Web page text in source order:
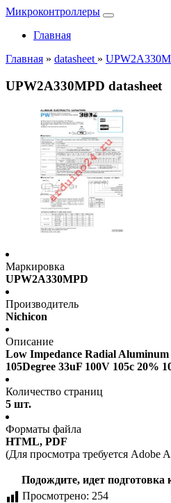
Микроконтроллеры
Главная
Главная » datasheet »
UPW2A330MPD datasheet
Маркировка
UPW2A330MPD
Производитель
Nichicon
Описание
Low Impedance Radial
105Degree 33uF 100V 105c 20%
Количество страниц
5 шт.
Форматы файла
HTML, PDF
(Для просмотра требуется Adobe
Подождите, идет подготовка
Просмотрено: 254